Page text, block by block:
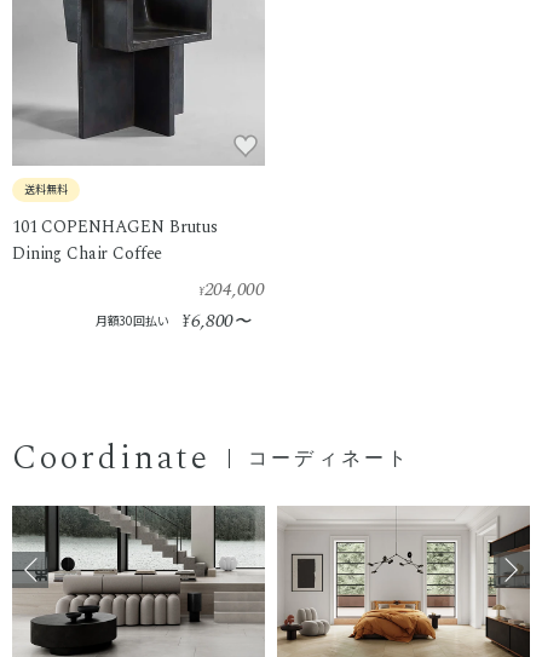
送料無料
101 COPENHAGEN Brutus
Dining Chair Coffee
¥204,000
月額30回払い ¥6,800〜
Coordinate コーディネート